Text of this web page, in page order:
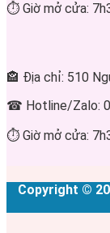
⏱ Giờ mở cửa:
🏤 Địa chỉ: 510
☎ Hotline/Zalo:
⏱ Giờ mở cửa:
Copyright ©